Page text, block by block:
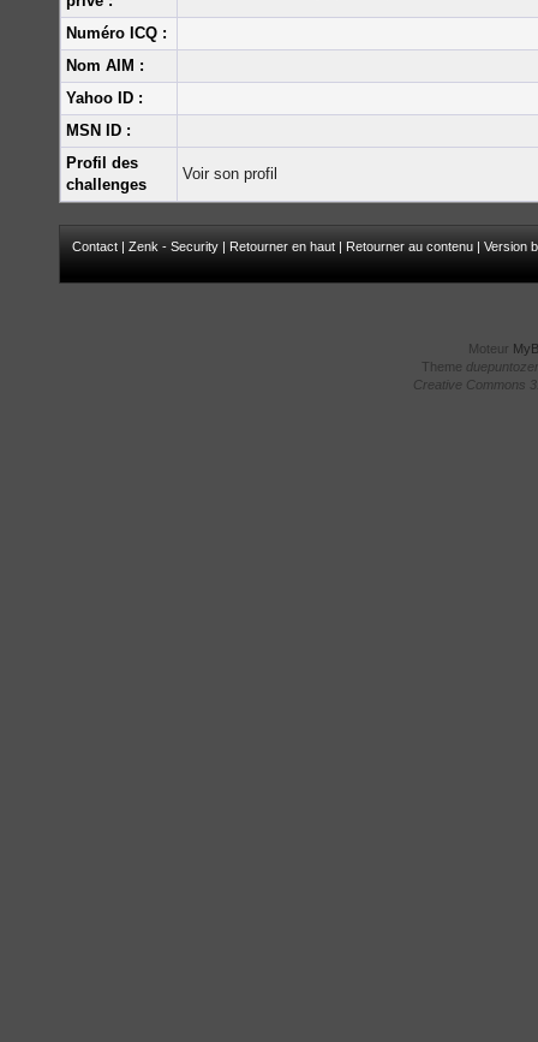
Numéro ICQ :
Nom AIM :
Yahoo ID :
MSN ID :
Profil des
challenges
Voir son profil
Contact | Zenk - Security | Retourner en haut | Retourner au contenu | Version
Moteur
Theme
Creative Commons